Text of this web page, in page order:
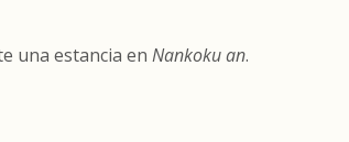
una estancia en Nankoku an.